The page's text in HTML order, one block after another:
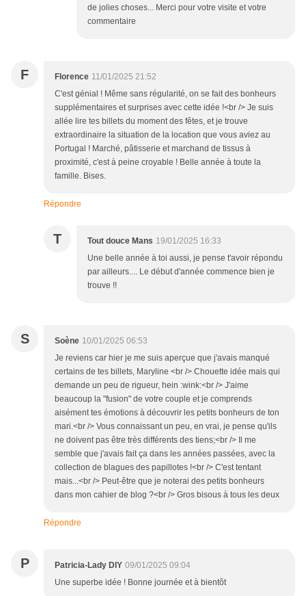
de jolies choses... Merci pour votre visite et votre
commentaire
F Florence 11/01/2025 21:52
C'est génial ! Même sans régularité, on se fait des bonheurs
supplémentaires et surprises avec cette idée !<br /> Je suis
allée lire tes billets du moment des fêtes, et je trouve
extraordinaire la situation de la location que vous aviez au
Portugal ! Marché, pâtisserie et marchand de tissus à
proximité, c'est à peine croyable ! Belle année à toute la
famille. Bises.
Répondre
T Tout douce Mans 19/01/2025 16:33
Une belle année à toi aussi, je pense t'avoir répondu
par ailleurs.... Le début d'année commence bien je
trouve !!
S Soène 10/01/2025 06:53
Je reviens car hier je me suis aperçue que j'avais manqué
certains de tes billets, Maryline <br /> Chouette idée mais qui
demande un peu de rigueur, hein :wink:<br /> J'aime
beaucoup la "fusion" de votre couple et je comprends
aisément tes émotions à découvrir les petits bonheurs de ton
mari.<br /> Vous connaissant un peu, en vrai, je pense qu'ils
ne doivent pas être très différents des tiens;<br /> Il me
semble que j'avais fait ça dans les années passées, avec la
collection de blagues des papillotes !<br /> C'est tentant
mais...<br /> Peut-être que je noterai des petits bonheurs
dans mon cahier de blog ?<br /> Gros bisous à tous les deux
Répondre
P Patricia-Lady DIY 09/01/2025 09:04
Une superbe idée ! Bonne journée et à bientôt